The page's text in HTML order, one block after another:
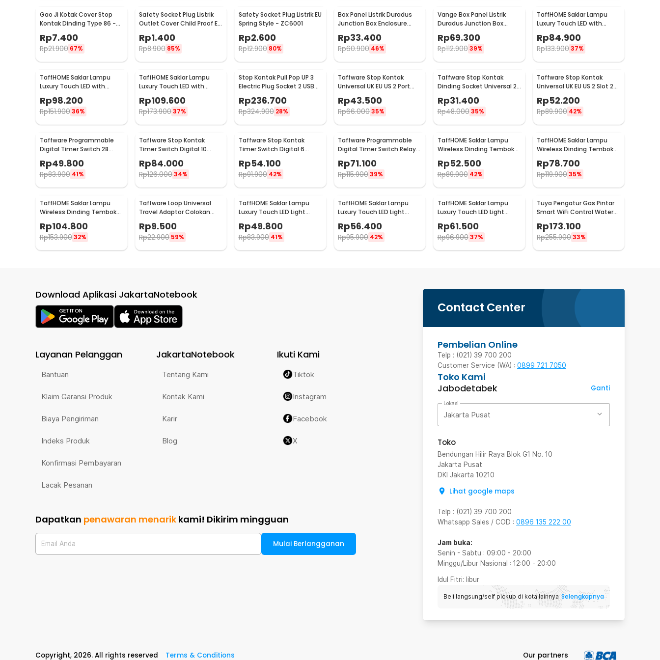
Gao Ji Kotak Cover Stop
Kontak Dinding Type 86 -
Rp7.400
Rp21.900 67%
Safety Socket Plug Listrik
Outlet Cover Child Proof EU
Rp1.400
Rp8.900 85%
Safety Socket Plug Listrik EU
Spring Style - ZC6001
Rp2.600
Rp12.900 80%
Box Panel Listrik Duradus
Junction Box Enclosure
Waterproof 158x90mm -
B1589
Rp33.400
Rp60.900 46%
Vange Box Panel Listrik
Duradus Junction Box
Waterproof 238x160x90mm
- VG-I01
Rp69.300
Rp112.900 39%
TaffHOME Saklar Lampu
Luxury Touch LED with
Remote 1 Gang - XJG-
DH001
Rp84.900
Rp133.90037%
TaffHOME Saklar Lampu
Luxury Touch LED with
Remote 2 Gang - XJG-
DH001
Rp98.200
Rp151.900 36%
TaffHOME Saklar Lampu
Luxury Touch LED with
Remote 3 Gang - XJG-
DH001
Rp109.600
Rp173.90037%
Stop Kontak Pull Pop UP 3
Electric Plug Socket 2 USB
Port EU - PDU
Rp236.700
Rp324.900 28%
Taffware Stop Kontak
Universal UK EU US 2 Port
USB On Off Switch - LC-20
Rp43.500
Rp66.00035%
Taffware Stop Kontak
Dinding Socket Universal 2
USB A Switch 250V - LC-19
Rp31.400
Rp48.000 35%
Taffware Stop Kontak
Universal UK EU US 2 Slot 2
Rp52.200
Rp89.900 42%
Taffware Programmable
Digital Timer Switch 28
Program 220V/25A(16A) -
THC30A
Rp49.800
Rp83.900 41%
Taffware Stop Kontak
Timer Switch Digital 10
Program EU Plug 16A 230V -
KWE-TM02-EU
Rp84.000
Rp126.00034%
Taffware Stop Kontak
Timer Switch Digital 6
W03
Rp54.100
Rp91.900 42%
Taffware Programmable
Digital Timer Switch Relay
Rp71.100
Rp115.90039%
TaffHOME Saklar Lampu
Wireless Dinding Tembok
Gang 1 Receiver - WHK01
Rp52.500
Rp89.900 42%
TaffHOME Saklar Lampu
Wireless Dinding Tembok
Lamp Switch RF 433MHz 2
Gang 2 Receiver - WHK01
Rp78.700
Rp119.90035%
TaffHOME Saklar Lampu
Wireless Dinding Tembok
Lamp Switch RF 433MHz 3
Gang 3 Receiver - WHK01
Rp104.800
Rp153.900 32%
Taffware Loop Universal
Travel Adaptor Colokan
N16
Rp9.500
Rp22.900 59%
TaffHOME Saklar Lampu
Luxury Touch LED Light
Panel 1 Gang - AO-001
Rp49.800
Rp83.900 41%
TaffHOME Saklar Lampu
Luxury Touch LED Light
Panel 2 Gang - AO-001
Rp56.400
Rp95.900 42%
TaffHOME Saklar Lampu
Luxury Touch LED Light
Panel 3 Gang - AO-001
Rp61.500
Rp96.900 37%
Tuya Pengatur Gas Pintar
Smart WiFi Control Water
Valve Gas Controller - YB5
Rp173.100
Rp255.90033%
Contact Center
Pembelian Online
Telp : (021) 39 700 200
Customer Service (WA) : 0899 721 7050
Toko Kami
Jabodetabek
Ganti
Lokasi
Jakarta Pusat
Toko
Bendungan Hilir Raya Blok G1 No. 10
Jakarta Pusat
DKI Jakarta 10210
Lihat google maps
Telp : (021) 39 700 200
Whatsapp Sales / COD : 0896 135 222 00
Jam buka:
Senin - Sabtu : 09:00 - 20:00
Minggu/Libur Nasional : 12:00 - 20:00
Idul Fitri: libur
Beli langsung/self pickup di kota lainnya Selengkapnya
Download Aplikasi JakartaNotebook
Layanan Pelanggan
Bantuan
Klaim Garansi Produk
Biaya Pengiriman
Indeks Produk
Konfirmasi Pembayaran
Lacak Pesanan
JakartaNotebook
Tentang Kami
Kontak Kami
Karir
Blog
Ikuti Kami
Tiktok
Instagram
Facebook
X
Dapatkan penawaran menarik kami! Dikirim mingguan
Email Anda Mulai Berlangganan
Copyright, 2026. All rights reserved Terms & Conditions Our partners